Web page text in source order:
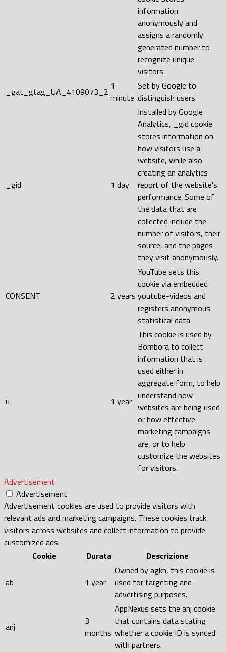
information
anonymously and
assigns a randomly
generated number to
recognize unique
visitors.
_gat_gtag_UA_4109073_2 1
minute
Set by Google to
distinguish users.
_gid 1 day
Installed by Google
Analytics, _gid cookie
stores information on
how visitors use a
website, while also
creating an analytics
report of the website's
performance. Some of
the data that are
collected include the
number of visitors, their
source, and the pages
they visit anonymously.
CONSENT 2 years
YouTube sets this
cookie via embedded
youtube-videos and
registers anonymous
statistical data.
u 1 year
This cookie is used by
Bombora to collect
information that is
used either in
aggregate form, to help
understand how
websites are being used
or how effective
marketing campaigns
are, or to help
customize the websites
for visitors.
Advertisement
Advertisement
Advertisement cookies are used to provide visitors with
relevant ads and marketing campaigns. These cookies track
visitors across websites and collect information to provide
customized ads.
Cookie
Durata Descrizione
ab 1 year
Owned by agkn, this cookie is
used for targeting and
advertising purposes.
anj
3
months
AppNexus sets the anj cookie
that contains data stating
whether a cookie ID is synced
with partners.